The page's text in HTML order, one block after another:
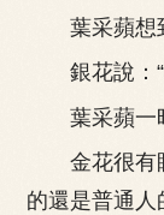
葉采蘋想到
銀花說：“
葉采蘋一時
金花很有眼
的還是普通人